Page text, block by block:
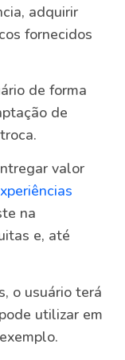
adquirir
fornecidos
de forma
de
valor
na
e, até
o usuário terá
utilizar em